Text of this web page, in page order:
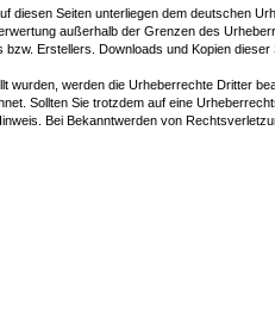
diesen Seiten unterliegen dem deutschen
außerhalb der Grenzen des
Erstellers. Downloads und Kopien dieser
wurden, werden die Urheberrechte Dritter
Sollten Sie trotzdem auf eine
Bei Bekanntwerden von